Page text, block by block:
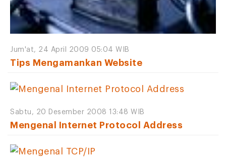
Jum'at, 24 April 2009 05:04 WIB
Tips Mengamankan Website
Sabtu, 20 Desember 2008 13:48 WIB
Mengenal Internet Protocol Address